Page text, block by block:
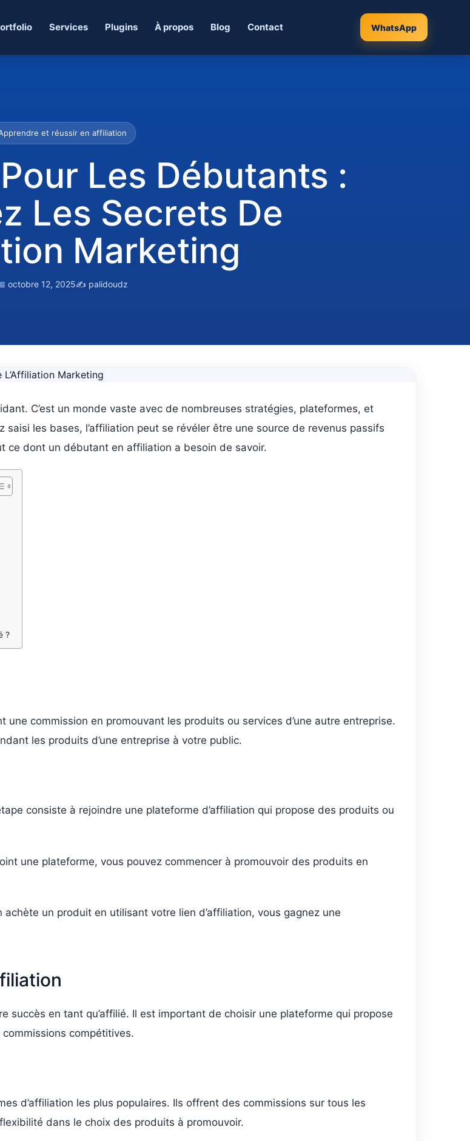
Services Plugins À propos Blog Contact WhatsApp
et réussir en affiliation
Les Débutants :
Les Secrets De
Marketing
octobre 12, 2025✍️ palidoudz
C’est un monde vaste avec de nombreuses stratégies, plateformes, et
les bases, l’affiliation peut se révéler être une source de revenus passifs
ce dont un débutant en affiliation a besoin de savoir.
?
une commission en promouvant les produits ou services d’une autre entreprise.
les produits d’une entreprise à votre public.
consiste à rejoindre une plateforme d’affiliation qui propose des produits ou
une plateforme, vous pouvez commencer à promouvoir des produits en
achète un produit en utilisant votre lien d’affiliation, vous gagnez une
succès en tant qu’affilié. Il est important de choisir une plateforme qui propose
compétitives.
d’affiliation les plus populaires. Ils offrent des commissions sur tous les
dans le choix des produits à promouvoir.